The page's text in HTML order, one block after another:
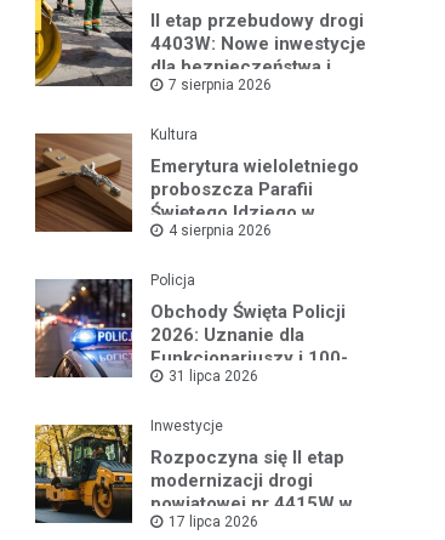
II etap przebudowy drogi
4403W: Nowe inwestycje
dla bezpieczeństwa i
komfortu
7 sierpnia 2026
Kultura
Emerytura wieloletniego
proboszcza Parafii
Świętego Idziego w
Wyszkowie
4 sierpnia 2026
Policja
Obchody Święta Policji
2026: Uznanie dla
Funkcjonariuszy i 100-
lecie Dzielnicowych
31 lipca 2026
Inwestycje
Rozpoczyna się II etap
modernizacji drogi
powiatowej nr 4415W w
Leszczydole
17 lipca 2026